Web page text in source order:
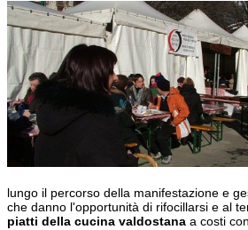
lungo il percorso della manifestazione e
che danno l'opportunità di rifocillarsi e al
piatti della cucina valdostana a costi